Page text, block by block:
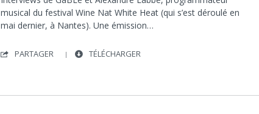
musical du festival Wine Nat White Heat (qui s’est déroulé en
mai dernier, à Nantes). Une émission…
PARTAGER TÉLÉCHARGER